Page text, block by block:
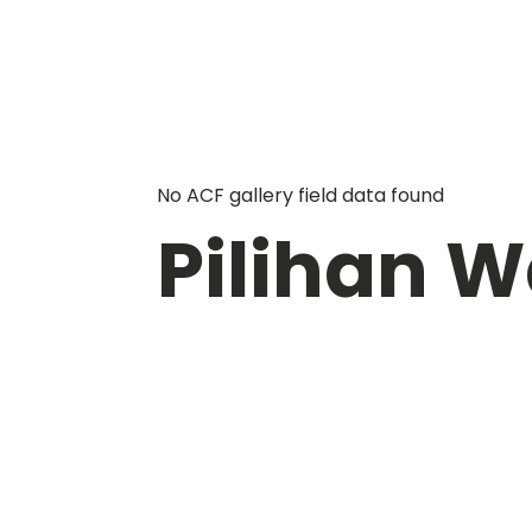
No ACF gallery field data found
Pilihan